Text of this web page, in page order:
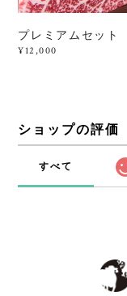
プレミアムセット
¥12,000
ショップの評価
すべて